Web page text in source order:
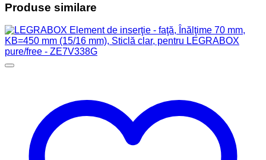
Produse similare